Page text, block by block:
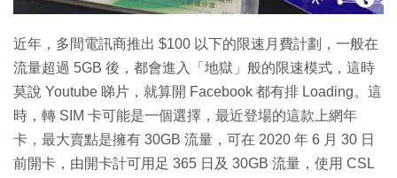
近年，多間電訊商推出 $100 以下的限速月費計劃，一般在
流量超過 5GB 後，都會進入「地獄」般的限速模式，這時
莫說 Youtube 睇片，就算開 Facebook 都有排 Loading。這
時，轉 SIM 卡可能是一個選擇，最近登場的這款上網年
卡，最大賣點是擁有 30GB 流量，可在 2020 年 6 月 30 日
前開卡，由開卡計可用足 365 日及 30GB 流量，使用 CSL